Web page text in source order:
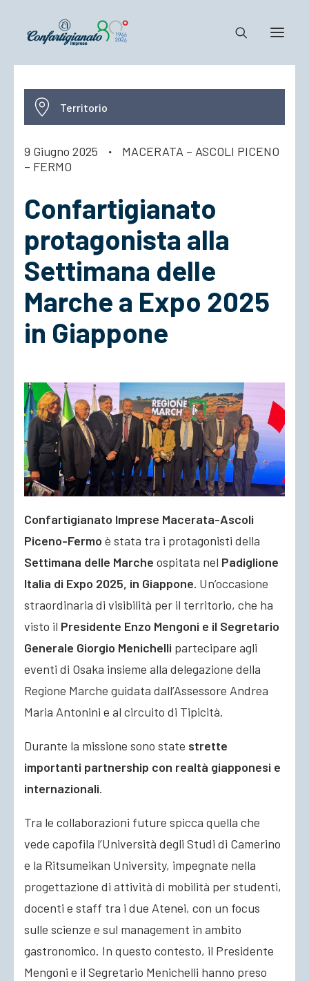
Notizie e Documenti
Confartigianato
Il Sistema
Associarsi
ACCEDI
Territorio
9 Giugno 2025 ·
MACERATA – ASCOLI PICENO
– FERMO
Confartigianato
protagonista alla
Settimana delle
Marche a Expo 2025
in Giappone
Confartigianato Imprese Macerata-Ascoli
Piceno-Fermo è stata tra i protagonisti della
Settimana delle Marche ospitata nel Padiglione
Italia di Expo 2025, in Giappone. Un’occasione
straordinaria di visibilità per il territorio, che ha
visto il Presidente Enzo Mengoni e il Segretario
Generale Giorgio Menichelli partecipare agli
eventi di Osaka insieme alla delegazione della
Regione Marche guidata dall’Assessore Andrea
Maria Antonini e al circuito di Tipicità.
Durante la missione sono state strette
importanti partnership con realtà giapponesi e
internazionali.
Tra le collaborazioni future spicca quella che
vede capofila l’Università degli Studi di Camerino
e la Ritsumeikan University, impegnate nella
progettazione di attività di mobilità per studenti,
docenti e staff tra i due Atenei, con un focus
sulle scienze e sul management in ambito
gastronomico. In questo contesto, il Presidente
Mengoni e il Segretario Menichelli hanno preso